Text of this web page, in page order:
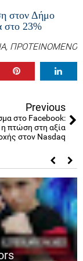
στον Δήμο
στο 23%
, ΠΡΟΤΕΙΝΟΜΕΝΟ
Previous
στο Facebook:
πτώση στη αξία
στον Nasdaq